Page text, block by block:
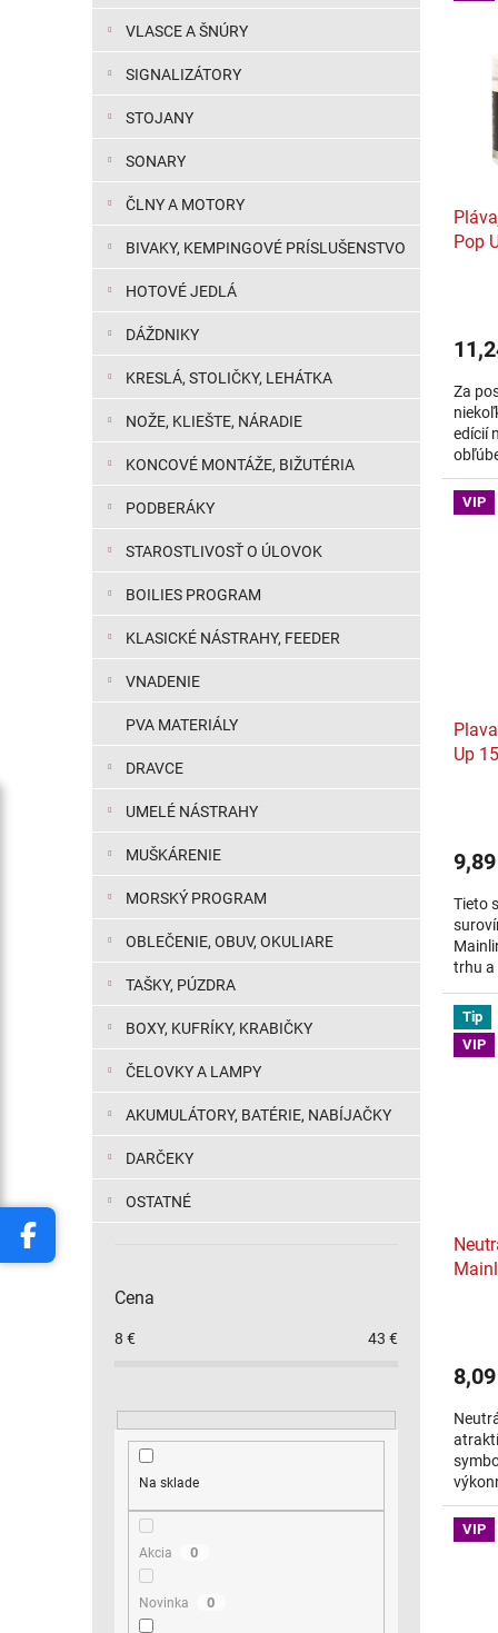
VLASCE A ŠNÚRY
SIGNALIZÁTORY
STOJANY
SONARY
ČLNY A MOTORY
BIVAKY, KEMPINGOVÉ PRÍSLUŠENSTVO
HOTOVÉ JEDLÁ
DÁŽDNIKY
KRESLÁ, STOLIČKY, LEHÁTKA
NOŽE, KLIEŠTE, NÁRADIE
KONCOVÉ MONTÁŽE, BIŽUTÉRIA
PODBERÁKY
STAROSTLIVOSŤ O ÚLOVOK
BOILIES PROGRAM
KLASICKÉ NÁSTRAHY, FEEDER
VNADENIE
PVA MATERIÁLY
DRAVCE
UMELÉ NÁSTRAHY
MUŠKÁRENIE
MORSKÝ PROGRAM
OBLEČENIE, OBUV, OKULIARE
TAŠKY, PÚZDRA
BOXY, KUFRÍKY, KRABIČKY
ČELOVKY A LAMPY
AKUMULÁTORY, BATÉRIE, NABÍJAČKY
DARČEKY
OSTATNÉ
Cena
8 € 43 €
Na sklade
Akcia 0
Novinka 0
Pop
Za
edícií
VIP
Up
Tieto
trhu a
Tip
VIP
VIP